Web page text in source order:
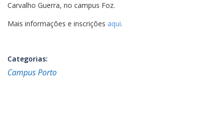
Carvalho Guerra, no campus Foz.
Mais informações e inscrições aqui.
Categorias:
Campus Porto